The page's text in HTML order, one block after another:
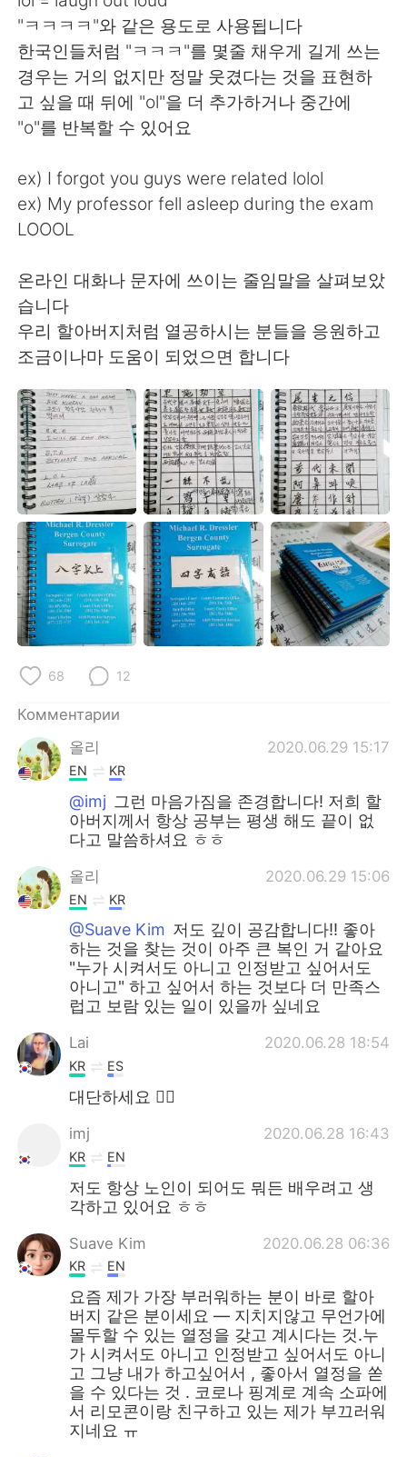
"ㅋㅋㅋㅋ"와 같은 용도로 사용됩니다
한국인들처럼 "ㅋㅋㅋ"를 몇줄 채우게 길게 쓰는
경우는 거의 없지만 정말 웃겼다는 것을 표현하
고 싶을 때 뒤에 "ol"을 더 추가하거나 중간에
"o"를 반복할 수 있어요
ex) I forgot you guys were related lolol
ex) My professor fell asleep during the exam
LOOOL
온라인 대화나 문자에 쓰이는 줄임말을 살펴보았
습니다
우리 할아버지처럼 열공하시는 분들을 응원하고
조금이나마 도움이 되었으면 합니다
68 12
Комментарии
올리
2020.06.29 15:17
EN KR
@imj 그런 마음가짐을 존경합니다! 저희 할
아버지께서 항상 공부는 평생 해도 끝이 없
다고 말씀하셔요 ㅎㅎ
올리 2020.06.29 15:06
EN KR
@Suave Kim 저도 깊이 공감합니다!! 좋아
하는 것을 찾는 것이 아주 큰 복인 거 같아요
"누가 시켜서도 아니고 인정받고 싶어서도
아니고" 하고 싶어서 하는 것보다 더 만족스
럽고 보람 있는 일이 있을까 싶네요
Lai 2020.06.28 18:54
KR ES
대단하세요 👍🏻
imj 2020.06.28 16:43
KR EN
저도 항상 노인이 되어도 뭐든 배우려고 생
각하고 있어요 ㅎㅎ
Suave Kim 2020.06.28 06:36
KR EN
요즘 제가 가장 부러워하는 분이 바로 할아
버지 같은 분이세요 — 지치지않고 무언가에
몰두할 수 있는 열정을 갖고 계시다는 것.누
가 시켜서도 아니고 인정받고 싶어서도 아니
고 그냥 내가 하고싶어서 , 좋아서 열정을 쏟
을 수 있다는 것 . 코로나 핑계로 계속 소파에
서 리모콘이랑 친구하고 있는 제가 부끄러워
지네요 ㅠ